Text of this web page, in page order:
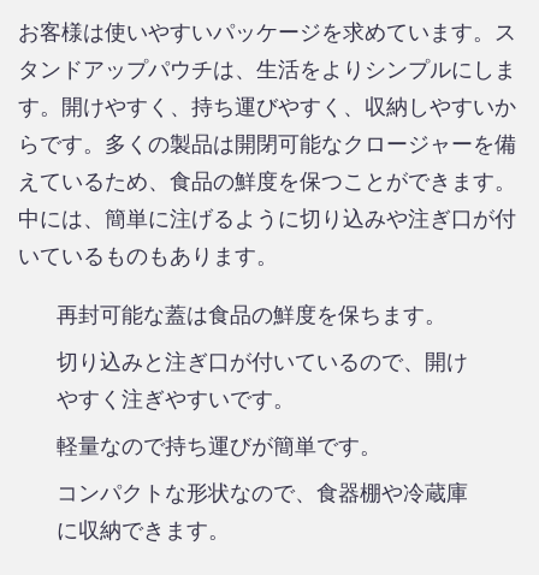
お客様は使いやすいパッケージを求めています。ス
タンドアップパウチは、生活をよりシンプルにしま
す。開けやすく、持ち運びやすく、収納しやすいか
らです。多くの製品は開閉可能なクロージャーを備
えているため、食品の鮮度を保つことができます。
中には、簡単に注げるように切り込みや注ぎ口が付
いているものもあります。
再封可能な蓋は食品の鮮度を保ちます。
切り込みと注ぎ口が付いているので、開け
やすく注ぎやすいです。
軽量なので持ち運びが簡単です。
コンパクトな形状なので、食器棚や冷蔵庫
に収納できます。